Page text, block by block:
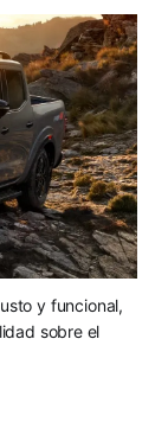
y funcional,
sobre el